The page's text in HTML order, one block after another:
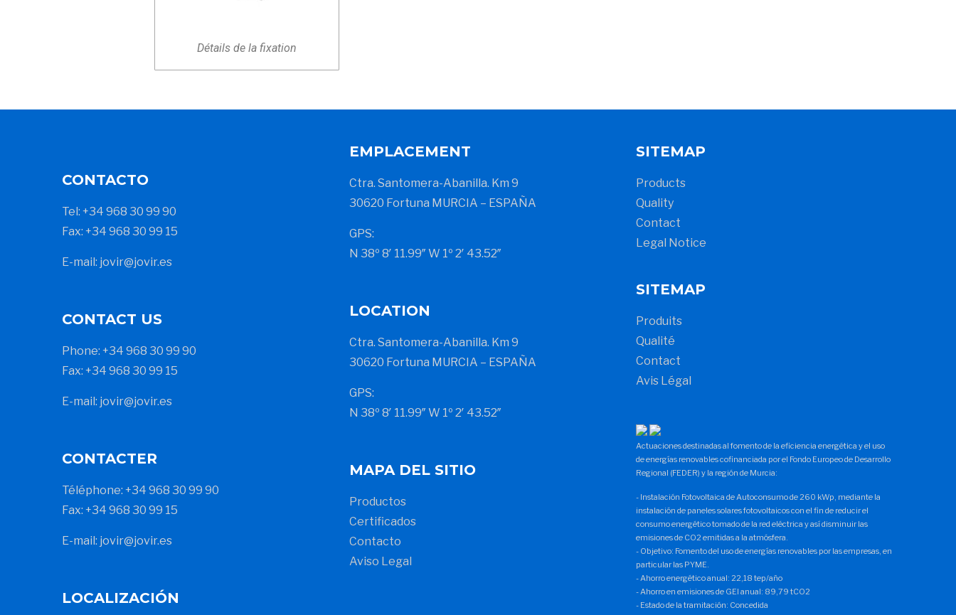
Détails de la fixation
CONTACTO
Tel: +34 968 30 99 90
Fax: +34 968 30 99 15
E-mail: jovir@jovir.es
CONTACT US
Phone: +34 968 30 99 90
Fax: +34 968 30 99 15
E-mail: jovir@jovir.es
CONTACTER
Téléphone: +34 968 30 99 90
Fax: +34 968 30 99 15
E-mail: jovir@jovir.es
LOCALIZACIÓN
EMPLACEMENT
Ctra. Santomera-Abanilla. Km 9
30620 Fortuna MURCIA – ESPAÑA
GPS:
N 38º 8′ 11.99″ W 1º 2′ 43.52″
LOCATION
Ctra. Santomera-Abanilla. Km 9
30620 Fortuna MURCIA – ESPAÑA
GPS:
N 38º 8′ 11.99″ W 1º 2′ 43.52″
MAPA DEL SITIO
Productos
Certificados
Contacto
Aviso Legal
SITEMAP
Products
Quality
Contact
Legal Notice
SITEMAP
Produits
Qualité
Contact
Avis Légal
Actuaciones destinadas al fomento de la eficiencia energética y el uso
de energías renovables cofinanciada por el Fondo Europeo de Desarrollo
Regional (FEDER) y la región de Murcia:
- Instalación Fotovoltaica de Autoconsumo de 260 kWp, mediante la
instalación de paneles solares fotovoltaicos con el fin de reducir el
consumo energético tomado de la red eléctrica y así disminuir las
emisiones de CO2 emitidas a la atmósfera.
- Objetivo: Fomento del uso de energías renovables por las empresas, en
particular las PYME.
- Ahorro energético anual: 22,18 tep/año
- Ahorro en emisiones de GEI anual: 89,79 tCO2
- Estado de la tramitación: Concedida